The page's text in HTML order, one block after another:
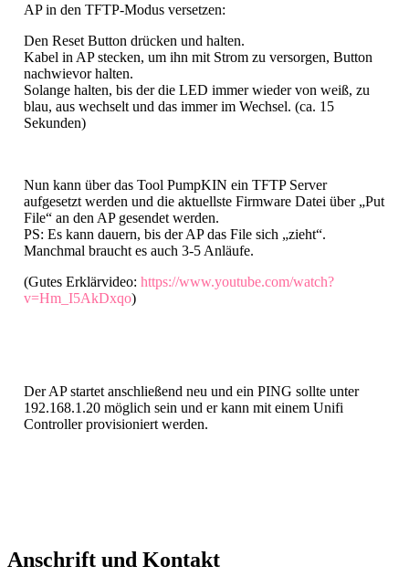
AP in den TFTP-Modus versetzen:
Den Reset Button drücken und halten.
Kabel in AP stecken, um ihn mit Strom zu versorgen, Button
nachwievor halten.
Solange halten, bis der die LED immer wieder von weiß, zu
blau, aus wechselt und das immer im Wechsel. (ca. 15
Sekunden)
Nun kann über das Tool PumpKIN ein TFTP Server
aufgesetzt werden und die aktuellste Firmware Datei über „Put
File“ an den AP gesendet werden.
PS: Es kann dauern, bis der AP das File sich „zieht“.
Manchmal braucht es auch 3-5 Anläufe.
(Gutes Erklärvideo: https://www.youtube.com/watch?
v=Hm_I5AkDxqo)
Der AP startet anschließend neu und ein PING sollte unter
192.168.1.20 möglich sein und er kann mit einem Unifi
Controller provisioniert werden.
Anschrift und Kontakt